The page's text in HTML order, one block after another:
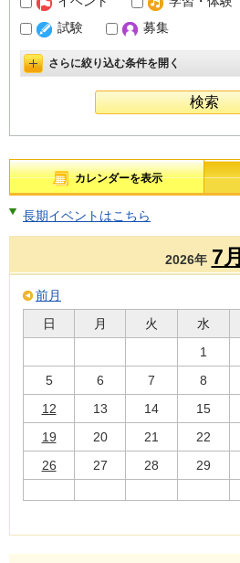
試験
募集
詳細設定を開く
さらに絞り込む条件を開く
カレンダーを表示
長期イベントはこちら
2026年 7月
前月
日
月 火 水
1
5
6 7 8
12
13 14 15
19
20 21 22
26
27 28 29